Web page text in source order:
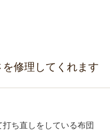
修理してくれます
ち直しをしている布団